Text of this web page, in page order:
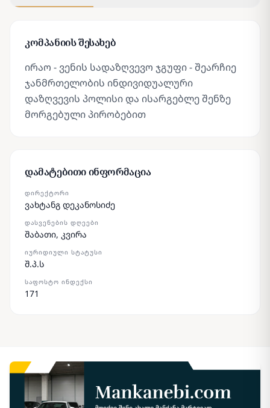
კომპანიის შესახებ
ირაო - ვენის სადაზღვევო ჯგუფი - შეარჩიე
ჯანმრთელობის ინდივიდუალური
დაზღვევის პოლისი და ისარგებლე შენზე
მორგებული პირობებით
დამატებითი ინფორმაცია
ᲓᲘᲠᲔᲥᲢᲝᲠᲘ
ვახტანგ დეკანოსიძე
ᲓᲐᲡᲕᲔᲜᲔᲑᲘᲡ ᲓᲦᲔᲔᲑᲘ
შაბათი, კვირა
ᲘᲣᲠᲘᲓᲘᲣᲚᲘ ᲡᲢᲐᲢᲣᲡᲘ
შ.პ.ს
ᲡᲐᲤᲝᲡᲢᲝ ᲘᲜᲓᲔᲥᲡᲘ
171